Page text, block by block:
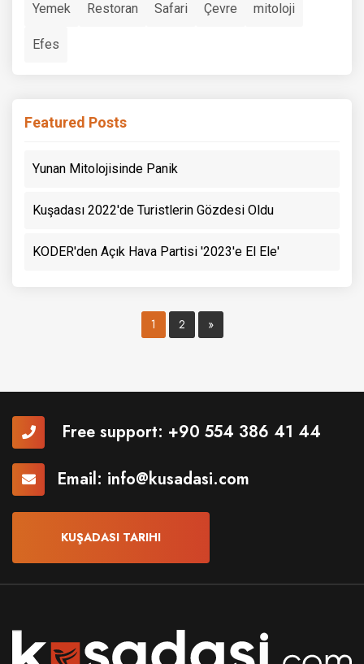
Yemek Restoran Safari Çevre mitoloji
Efes
Featured Posts
Yunan Mitolojisinde Panik
Kuşadası 2022'de Turistlerin Gözdesi Oldu
KODER'den Açık Hava Partisi '2023'e El Ele'
1 2 »
Free support: +90 554 386 41 44
Email: info@kusadasi.com
KUŞADASI TARIHI